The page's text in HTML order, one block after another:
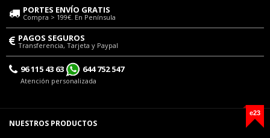
PORTES ENVÍO GRATIS
Compra > 199€. En Península
PAGOS SEGUROS
Transferencia, Tarjeta y Paypal
96 115 43 63 644 752 547
Atención personalizada
e23
NUESTROS PRODUCTOS